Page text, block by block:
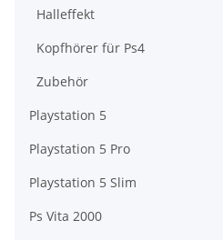
Halleffekt
Kopfhörer für Ps4
Zubehör
Playstation 5
Playstation 5 Pro
Playstation 5 Slim
Ps Vita 2000